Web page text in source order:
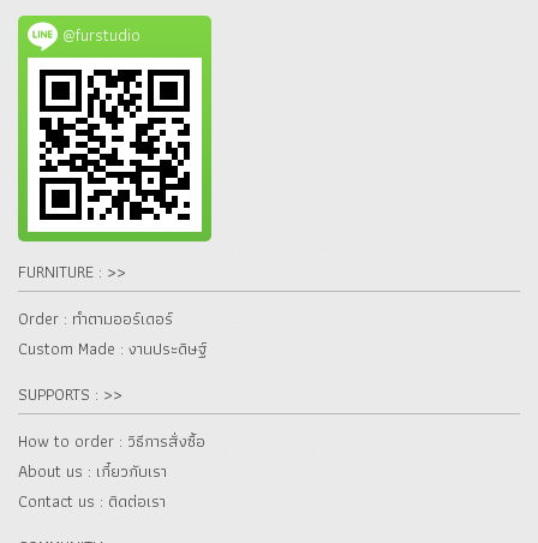
@furstudio
FURNITURE : >>
Order : ทำตามออร์เดอร์
Custom Made : งานประดิษฐ์
SUPPORTS : >>
How to order : วิธีการสั่งซื้อ
About us : เกี๋ยวกับเรา
Contact us : ติดต่อเรา